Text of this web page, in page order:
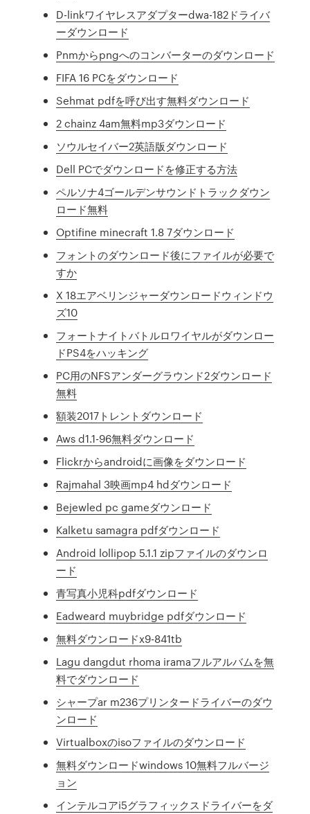
D-linkワイヤレスアダプターdwa-182ドライバ
ーダウンロード
Pnmからpngへのコンバーターのダウンロード
FIFA 16 PCをダウンロード
Sehmat pdfを呼び出す無料ダウンロード
2 chainz 4am無料mp3ダウンロード
ソウルセイバー2英語版ダウンロード
Dell PCでダウンロードを修正する方法
ペルソナ4ゴールデンサウンドトラックダウン
ロード無料
Optifine minecraft 1.8 7ダウンロード
フォントのダウンロード後にファイルが必要で
すか
X 18エアベリンジャーダウンロードウィンドウ
ズ10
フォートナイトバトルロワイヤルがダウンロー
ドPS4をハッキング
PC用のNFSアンダーグラウンド2ダウンロード
無料
額装2017トレントダウンロード
Aws d1.1-96無料ダウンロード
Flickrからandroidに画像をダウンロード
Rajmahal 3映画mp4 hdダウンロード
Bejewled pc gameダウンロード
Kalketu samagra pdfダウンロード
Android lollipop 5.1.1 zipファイルのダウンロ
ード
青写真小児科pdfダウンロード
Eadweard muybridge pdfダウンロード
無料ダウンロードx9-841tb
Lagu dangdut rhoma iramaフルアルバムを無
料でダウンロード
シャープar m236プリンタードライバーのダウ
ンロード
Virtualboxのisoファイルのダウンロード
無料ダウンロードwindows 10無料フルバージ
ョン
インテルコアi5グラフィックスドライバーをダ